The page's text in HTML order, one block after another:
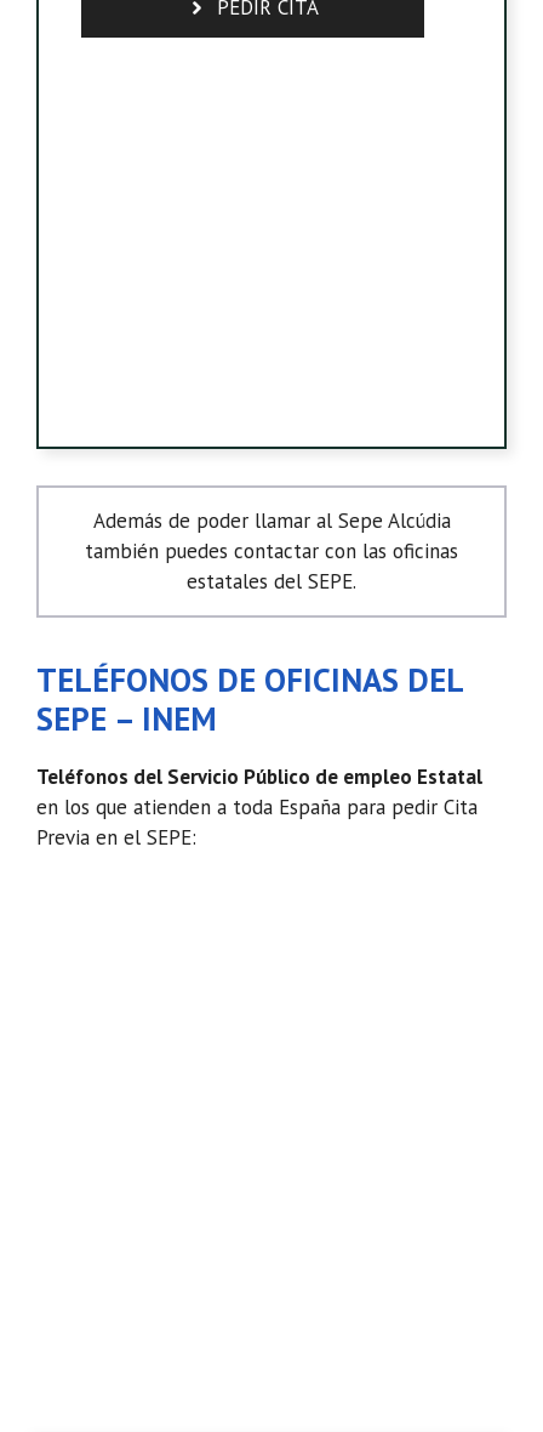
PEDIR CITA
Además de poder llamar al Sepe Alcúdia
también puedes contactar con las oficinas
estatales del SEPE.
TELÉFONOS DE OFICINAS DEL
SEPE – INEM
Teléfonos del Servicio Público de empleo Estatal
en los que atienden a toda España para pedir Cita
Previa en el SEPE: